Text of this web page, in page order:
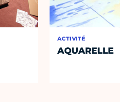
ACTIVITÉ
AQUARELLE